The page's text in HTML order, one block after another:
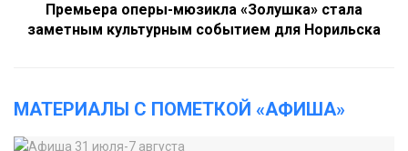
Премьера оперы-мюзикла «Золушка» стала
заметным культурным событием для Норильска
МАТЕРИАЛЫ С ПОМЕТКОЙ «АФИША»